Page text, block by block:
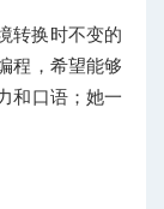
转换时不变的
程，希望能够
和口语；她一